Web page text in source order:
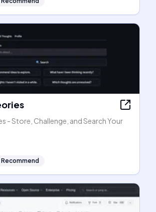
- Store, Challenge, and Search Your